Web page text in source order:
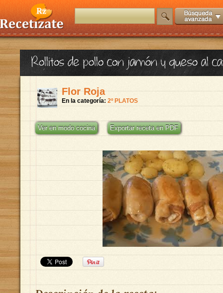
Rollitos de pollo con jamón y queso al
Flor Roja
En la categoría: 2º PLATOS
Ver en modo cocina Exportar receta en PDF